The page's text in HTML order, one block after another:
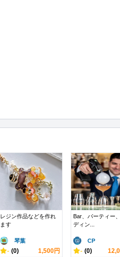
レジン作品などを作れ
ます
琴葉
- (0) 1,500円
Bar、パーティー
ディン...
CP
- (0)